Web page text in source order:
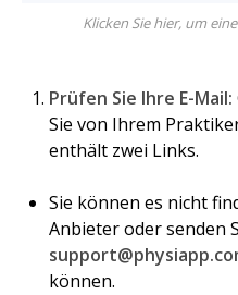
Klicken Sie hier, um
Prüfen Sie Ihre E-Mail:
Sie von Ihrem
enthält zwei Links.
Sie können es nicht
Anbieter oder senden
können.